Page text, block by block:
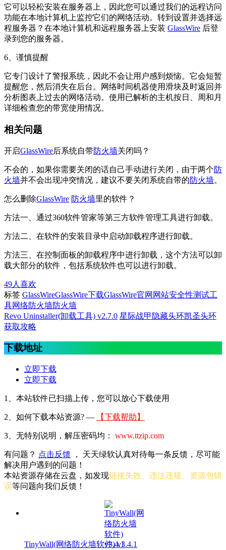
它可以轻松安装在服务器上，因此您可以通过我们的远程访问
功能在本地计算机上监控它们的网络活动。转到设置并选择远
程服务器？在本地计算机和远程服务器上安装 GlassWire 后登
录到您的服务器。
6、谨慎提醒
它专门设计了警报系统，因此不会让用户感到烦恼。它会短暂
提醒您，然后消失在后台。网络时间机器使用滑块及时返回并
分析图表上过去的网络活动。使用已解析的主机按日、周和月
详细检查您的带宽使用情况。
相关问题
开启GlassWire后系统自带防火墙关闭吗？
不会的，如果你需要关闭的话自己手动进行关闭，由于两个防
火墙并不会出现冲突情况，建议不要关闭系统自带的防火墙。
怎么删除GlassWire 防火墙里的软件？
方法一、通过360软件管家等第三方软件管理工具进行卸载。
方法二、在软件的安装目录中启动卸载程序进行卸载。
方法三、在控制面板的卸载程序中进行卸载，这个方法可以卸
载大部分的软件，包括系统软件也可以进行卸载。
49人喜欢
标签 GlassWireGlassWire下载GlassWire官网 网站安全性测试工
具网络防火墙防火墙
Revo Uninstaller(卸载工具) v2.7.0 星际战甲隐藏头环凯圣头环
获取攻略
下载地址
立即下载
立即下载
1、本站软件已扫描上传，您可以放心下载使用
2、 如何下载本站资源? — 【下载帮助】
3、无特别说明，解压密码均： www.ttzip.com
有问题？ 点击反馈
， 天天绿软认真对待每一条反馈，尽可能
解决用户遇到的问题！
本站资源存储在云盘，如发现链接失效、违法违规、资源包错
误等问题向我们反馈！
TinyWall(网络防火墙软件) v3.4.1